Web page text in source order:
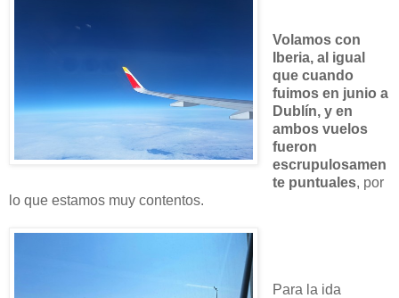
Volamos con
Iberia, al igual
que cuando
fuimos en junio a
Dublín, y en
ambos vuelos
fueron
escrupulosamen
te puntuales, por
lo que estamos muy contentos.
Para la ida